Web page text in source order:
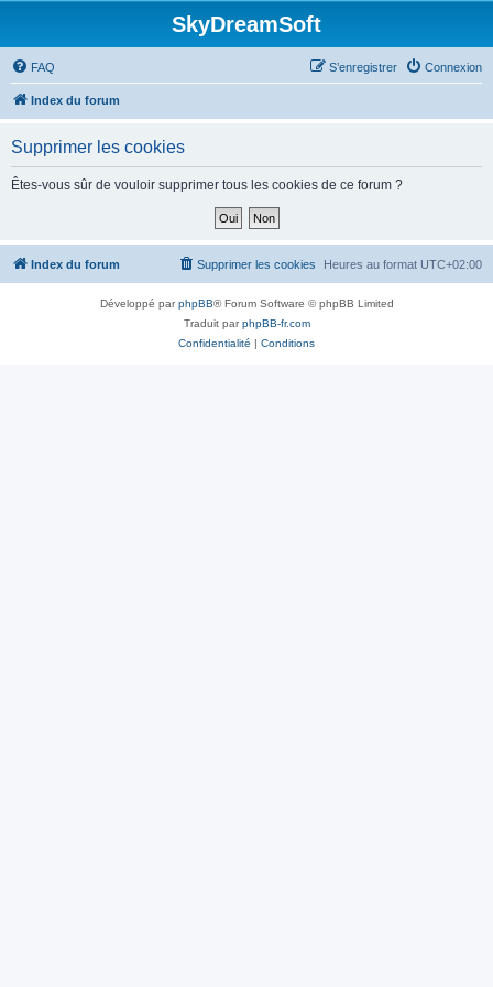
SkyDreamSoft
FAQ Connexion
S’enregistrer
Index du forum
Supprimer les cookies
Êtes-vous sûr de vouloir supprimer tous les cookies de ce forum ?
Index du forum Heures au format UTC+02:00
Supprimer les cookies
Développé parphpBB® Forum Software © phpBB Limited
Traduit parphpBB-fr.com
Confidentialité | Conditions